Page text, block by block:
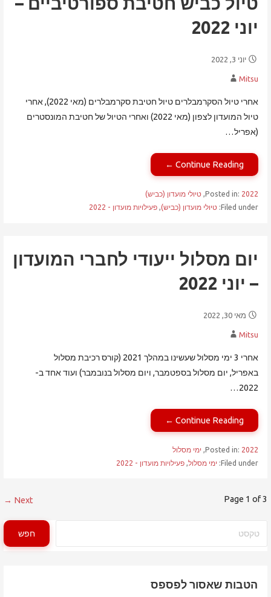
יוני 2022
יוני 3, 2022
Mitsu
אחרי טיול הסקרמבלרים טיול חטיבת סקרמבלרים (מאי 2022), אחרי
טיול המועדון לצפון (מאי 2022) ואחרי הטיול של חטיבת המונסטרים
(אפריל…
Continue Reading ←
Posted in: 2022
, טיולי מועדון (כביש)
Filed under:
טיולי מועדון (כביש), פעילויות מועדון - 2022
יום מסלול ייעודי לחברי המועדון
– יוני 2022
מאי 30, 2022
Mitsu
אחרי 3 ימי מסלול שעשינו במהלך 2021 (קורס רכיבת מסלול
באפריל, יום מסלול בספטמבר, ויום מסלול בנובמבר) ועוד אחד ב-
2022…
Continue Reading ←
Posted in: 2022
, ימי מסלול
Filed under: ימי מסלול, פעילויות מועדון - 2022
פוסט
navigation
Page 1 of 3
Next →
חפש
הטבות שאסור לפספס